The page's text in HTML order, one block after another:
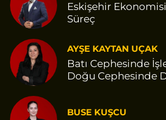
Eskişehir
Süreç
AYŞE KAYTAN UÇAK
Batı Cephesinde
Doğu Cephesinde
BUSE KUŞCU